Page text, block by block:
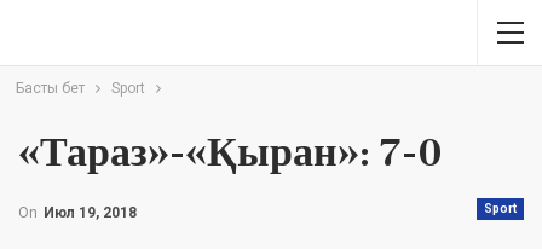
Басты бет Sport
«Тараз»-«Қыран»: 7-0
Sport
On Июл 19, 2018